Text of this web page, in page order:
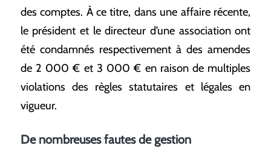
des comptes. À ce titre, dans une affaire récente,
le président et le directeur d’une association ont
été condamnés respectivement à des amendes
de 2 000 € et 3 000 € en raison de multiples
violations des règles statutaires et légales en
vigueur.
De nombreuses fautes de gestion